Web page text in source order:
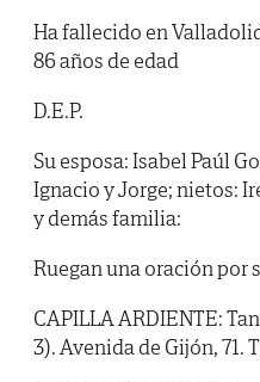
Ha fallecido en
86 años de edad
D.E.P.
Su esposa: Isabel Paúl
Ignacio y Jorge; nietos:
y demás familia:
Ruegan una oración por
CAPILLA ARDIENTE:
3). Avenida de Gijón, 71.